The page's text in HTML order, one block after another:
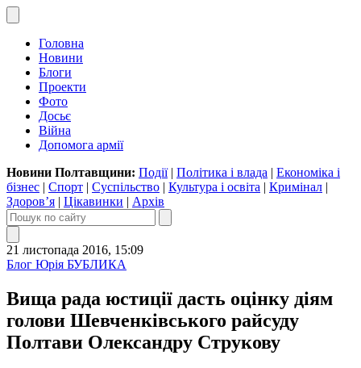
Головна
Новини
Блоги
Проекти
Фото
Досьє
Війна
Допомога армії
Новини Полтавщини: Події| Політика і влада | Економіка і
бізнес | Спорт | Суспільство | Культура і освіта | Кримінал |
Здоров’я | Цікавинки | Архів
21 листопада 2016, 15:09
Блог Юрія БУБЛИКА
Вища рада юстиції дасть оцінку діям
голови Шевченківського райсуду
Полтави Олександру Струкову